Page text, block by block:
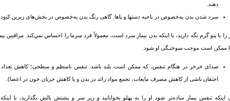
دهند.
سرد شدن بدن به‌خصوص در ناحیه دستها و پاها. گاهی رنگ بدن به‌خصوص در بخش‌های زیرین
را با پتو گرم نگه دارید، با اينكه بدن بیمار سرد است، معمولاً فرد سرما را احساس نمي‌کند. مراقبین
ممکن است موجب سوختـگی او شود.
صدای خرخر در هنگام تنفس، که ممکن است بلند باشد. تنفس نامنظم و سطحی؛ کاهش تعداد
احتقان ناشی از کاهش مصرف مایعات، تجمع مواد زائد در بدن و یا کاهش جریان خون در اعضا).
اینکه تنفس بیمار ساده‌تر شود او را به پهلو بخوابانید و زیر سر و پشتش بالش بگذارید، با